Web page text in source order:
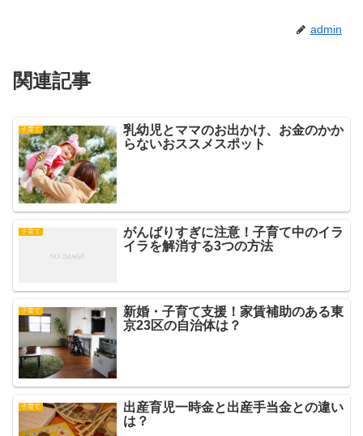
admin
関連記事
子育て
乳幼児とママのお出かけ、お金のかか
らないおススメスポット
子育て
がんばりすぎに注意！子育て中のイラ
イラを解消する3つの方法
子育て
新婚・子育て支援！家賃補助のある東
京23区の自治体は？
子育て
出産育児一時金と出産手当金との違い
は？